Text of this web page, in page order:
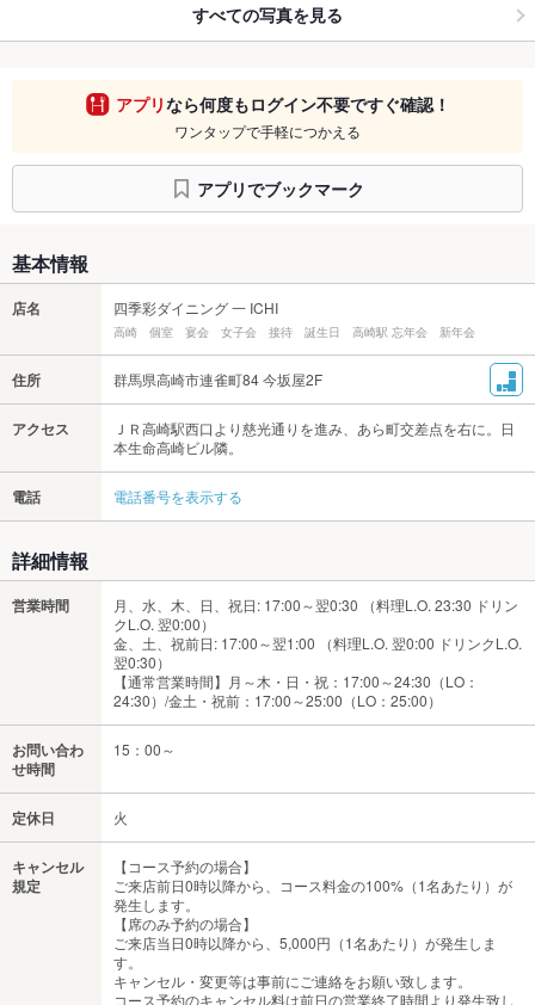
すべての写真を見る
アプリなら何度もログイン不要ですぐ確認！
ワンタップで手軽につかえる
アプリでブックマーク
基本情報
店名 四季彩ダイニング 一 ICHI
高崎 個室 宴会 女子会 接待 誕生日 高崎駅 忘年会 新年会
住所 群馬県高崎市連雀町84 今坂屋2F
アクセス
ＪＲ高崎駅西口より慈光通りを進み、あら町交差点を右に。日
本生命高崎ビル隣。
電話 電話番号を表示する
詳細情報
営業時間
月、水、木、日、祝日: 17:00～翌0:30 （料理L.O. 23:30 ドリン
クL.O. 翌0:00）
金、土、祝前日: 17:00～翌1:00 （料理L.O. 翌0:00 ドリンクL.O.
翌0:30）
【通常営業時間】月～木・日・祝：17:00～24:30（LO：
24:30）/金土・祝前：17:00～25:00（LO：25:00）
お問い合わ
せ時間
15：00～
定休日 火
キャンセル
規定
【コース予約の場合】
ご来店前日0時以降から、コース料金の100%（1名あたり）が
発生します。
【席のみ予約の場合】
ご来店当日0時以降から、5,000円（1名あたり）が発生しま
す。
キャンセル・変更等は事前にご連絡をお願い致します。
コース予約のキャンセル料は前日の営業終了時間より発生致し